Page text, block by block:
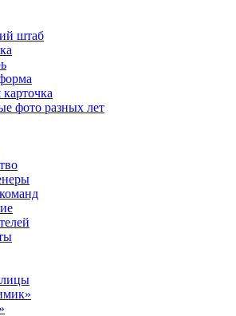
штаб
фото разных лет